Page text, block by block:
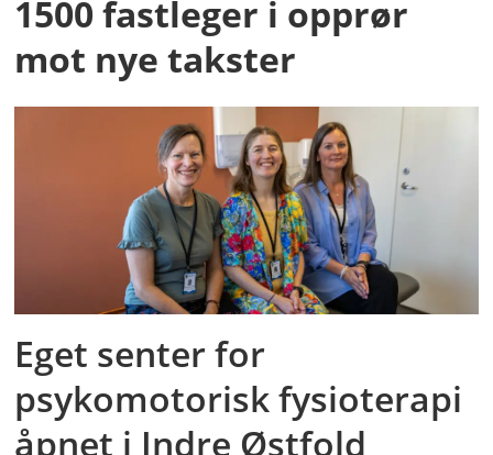
1500 fastleger i opprør
mot nye takster
Eget senter for
psykomotorisk fysioterapi
åpnet i Indre Østfold